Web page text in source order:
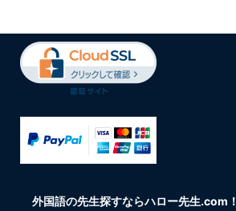
外国語の先生探すならハロー先生.com！